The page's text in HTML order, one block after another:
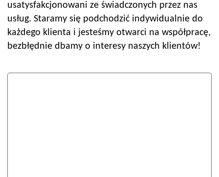
usatysfakcjonowani ze świadczonych przez nas
usług. Staramy się podchodzić indywidualnie do
każdego klienta i jesteśmy otwarci na współpracę,
bezbłędnie dbamy o interesy naszych klientów!